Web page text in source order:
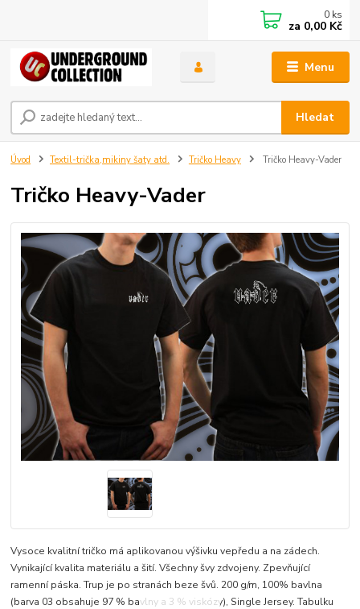
Menu
Hledat
0 ks
za 0,00 Kč
Úvod Textil-trička,mikiny šaty atd. Tričko Heavy Tričko Heavy-Vader
Tričko Heavy-Vader
Vysoce kvalitní tričko má aplikovanou výšivku vepředu a na zádech.
Vynikající kvalita materiálu a šití. Všechny švy zdvojeny. Zpevňující
ramenní páska. Trup je po stranách beze švů. 200 g/m, 100% bavlna
(barva 03 obsahuje 97 % bavlny a 3 % viskózy), Single Jersey. Tabulku